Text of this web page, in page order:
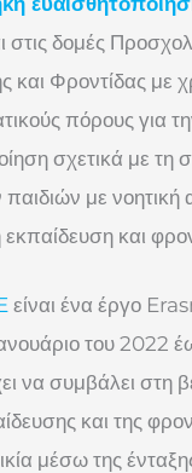
στις δομές
και Φροντίδας με
πόρους για
σχετικά με τη
παιδιών με νοητική
και
είναι ένα έργο
του 2022
να συμβάλει στη
και της
μέσω της